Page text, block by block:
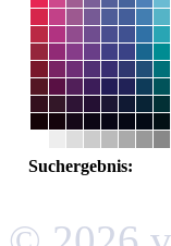
Suchergebnis: